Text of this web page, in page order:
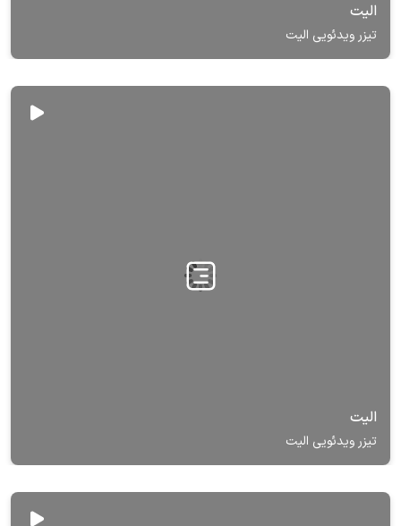
الیت
تیزر ویدئویی الیت
الیت
تیزر ویدئویی الیت